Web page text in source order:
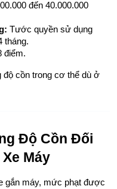
đến 40.000.000
Tước quyền sử dụng
tháng.
điểm.
độ cồn trong cơ thể dù ở
Độ Cồn Đối
Máy
gắn máy, mức phạt được